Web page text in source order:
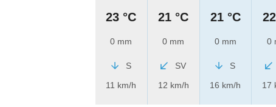
23 °C
0 mm
S
11 km/h
21 °C
0 mm
SV
12 km/h
21 °C
0 mm
S
16 km/h
0
17